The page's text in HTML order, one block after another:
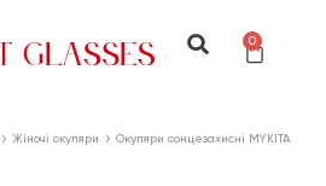
0
Жіночі окуляри Окуляри сонцезахисні MYKITA